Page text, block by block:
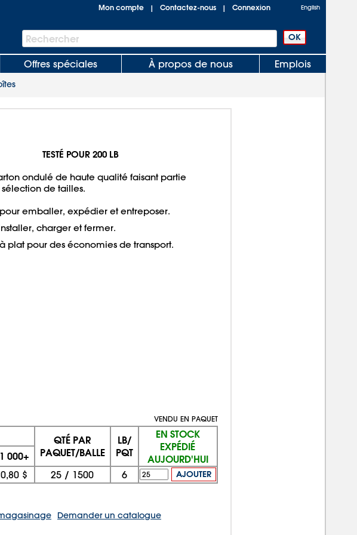
Mon compte | Contactez-nous | Connexion English
Barre
de
recherche
Rechercher
Offres spéciales À propos de nous Emplois
TESTÉ POUR 200 LB
ondulé de haute qualité faisant partie
de tailles.
emballer, expédier et entreposer.
charger et fermer.
plat pour des économies de transport.
VENDU EN PAQUET
QTÉ PAR
PAQUET/BALLE
LB/
PQT
EN STOCK
EXPÉDIÉ
AUJOURD'HUI
1 000+
0,80 $ 25 / 1500 6 AJOUTER
Demander un catalogue